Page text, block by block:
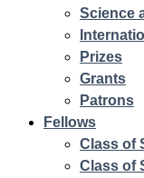
Science
Prizes
Grants
Patrons
Fellows
Class of
Class of